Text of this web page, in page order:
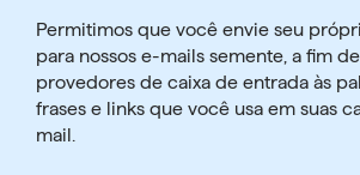
Permitimos que você envie seu
para nossos e-mails semente, a fim
provedores de caixa de entrada às
frases e links que você usa em suas
mail.